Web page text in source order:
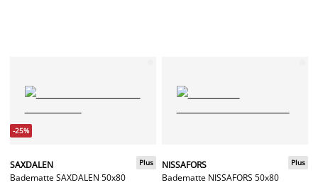
-25%
SAXDALEN
Badematte SAXDALEN 50x80
Plus
NISSAFORS
Badematte NISSAFORS 50x80
Plus